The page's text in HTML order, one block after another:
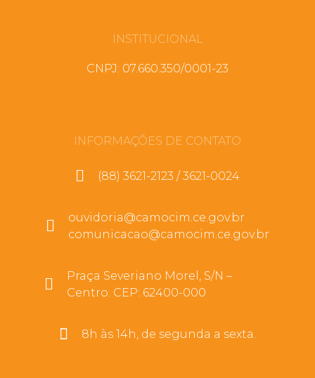
INSTITUCIONAL
CNPJ: 07.660.350/0001-23
INFORMAÇÕES DE CONTATO
(88) 3621-2123 / 3621-0024
ouvidoria@camocim.ce.gov.br
comunicacao@camocim.ce.gov.br
Praça Severiano Morel, S/N –
Centro. CEP: 62400-000
8h às 14h, de segunda a sexta.